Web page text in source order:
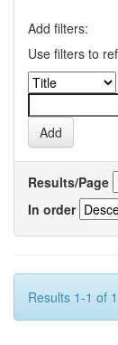
Add filters:
Use filters to
Results/Page
In order
Results 1-1 of